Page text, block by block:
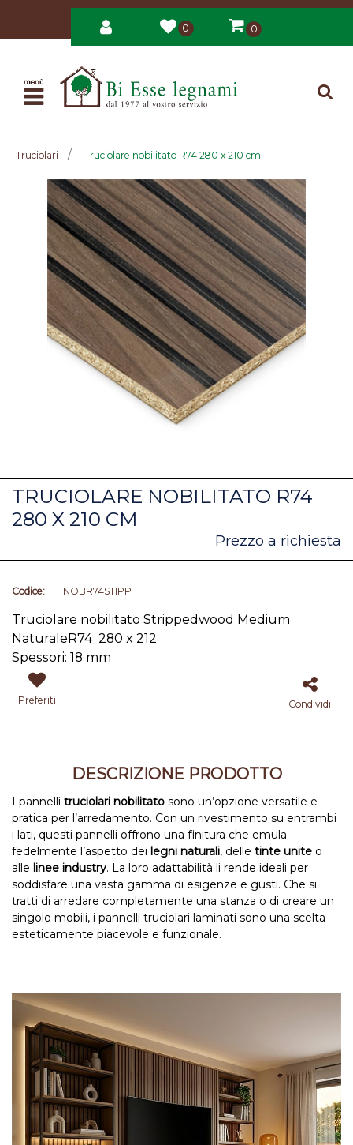
0 0
Open
Truciolari Truciolare nobilitato R74 280 x 210 cm
TRUCIOLARE NOBILITATO R74
280 X 210 CM
Prezzo a richiesta
Codice: NOBR74STIPP
Truciolare nobilitato Strippedwood Medium
NaturaleR74 280 x 212
Spessori: 18 mm
Preferiti Condividi
DESCRIZIONE PRODOTTO
I pannelli truciolari nobilitato sono un’opzione versatile e
pratica per l’arredamento. Con un rivestimento su entrambi
i lati, questi pannelli offrono una finitura che emula
fedelmente l’aspetto dei legni naturali, delle tinte unite o
alle linee industry. La loro adattabilità li rende ideali per
soddisfare una vasta gamma di esigenze e gusti. Che si
tratti di arredare completamente una stanza o di creare un
singolo mobili, i pannelli truciolari laminati sono una scelta
esteticamente piacevole e funzionale.